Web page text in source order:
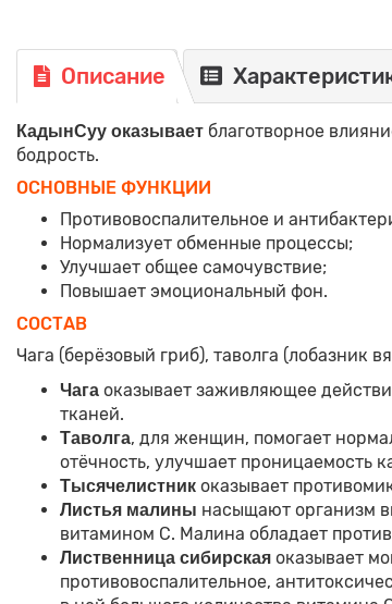
Описание
КадынСуу оказывает благотворное
бодрость.
ОСНОВНЫЕ ФУНКЦИИ
Противовоспалительное и
Нормализует обменные процессы;
Улучшает общее самочувствие;
Повышает эмоциональный фон.
СОСТАВ
Чага (берёзовый гриб), таволга (лобазник
Чага оказывает заживляющее
тканей.
Таволга, для женщин, помогает
отёчность, улучшает проницаемость
Тысячелистник оказывает
Листья малины насыщают организм
витамином С. Малина обладает
Лиственница сибирская оказывает
противовоспалительное,